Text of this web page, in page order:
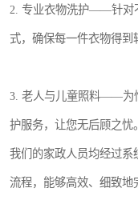
2. 专业衣物洗护——针对
式，确保每一件衣物得到
3. 老人与儿童照料——为
护服务，让您无后顾之忧。
我们的家政人员均经过
流程，能够高效、细致地